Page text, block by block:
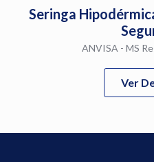
Seringa
ANVISA - MS
Ver